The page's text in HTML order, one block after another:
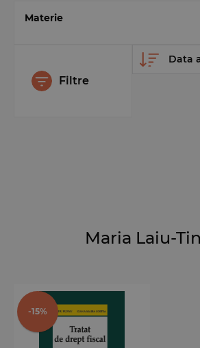
Materie
Filtre
Maria Laiu-
-15%